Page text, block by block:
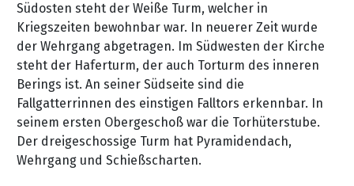
Südosten steht der Weiße Turm, welcher in
Kriegszeiten bewohnbar war. In neuerer Zeit wurde
der Wehrgang abgetragen. Im Südwesten der Kirche
steht der Haferturm, der auch Torturm des inneren
Berings ist. An seiner Südseite sind die
Fallgatterrinnen des einstigen Falltors erkennbar. In
seinem ersten Obergeschoß war die Torhüterstube.
Der dreigeschossige Turm hat Pyramidendach,
Wehrgang und Schießscharten.